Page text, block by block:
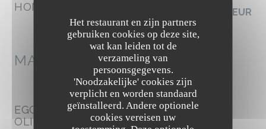
Het restaurant en zijn partners
gebruiken cookies op deze site,
wat kan leiden tot de
verzameling van
persoonsgegevens.
'Noodzakelijke' cookies zijn
verplicht en worden standaard
geïnstalleerd. Andere optionele
cookies vereisen uw
HOMEMADE SEEDS CRACKERS
Allergenenlijst
3,50 EUR
MAINS
EGGPLANT CAPONATA WITH
OLIVES